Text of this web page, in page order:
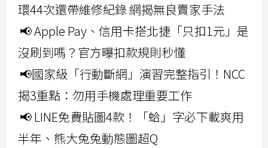
環44次還帶維修紀錄 網揭無良賣家手法
📢 Apple Pay、信用卡搭北捷「只扣1元」是
沒刷到嗎？官方曝扣款規則秒懂
📢國家級「行動斷網」演習完整指引！NCC
揭3重點：勿用手機處理重要工作
📢 LINE免費貼圖4款！「蛤」字必下載爽用
半年、熊大兔兔動態圖超Q